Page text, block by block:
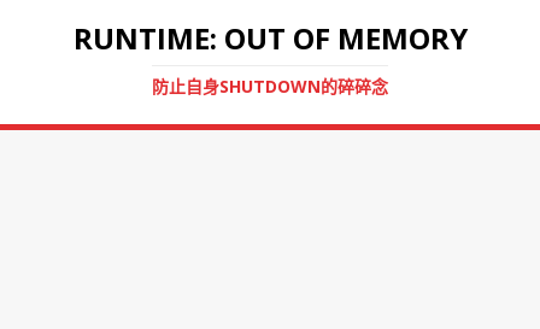
RUNTIME: OUT OF MEMORY
防止自身SHUTDOWN的碎碎念